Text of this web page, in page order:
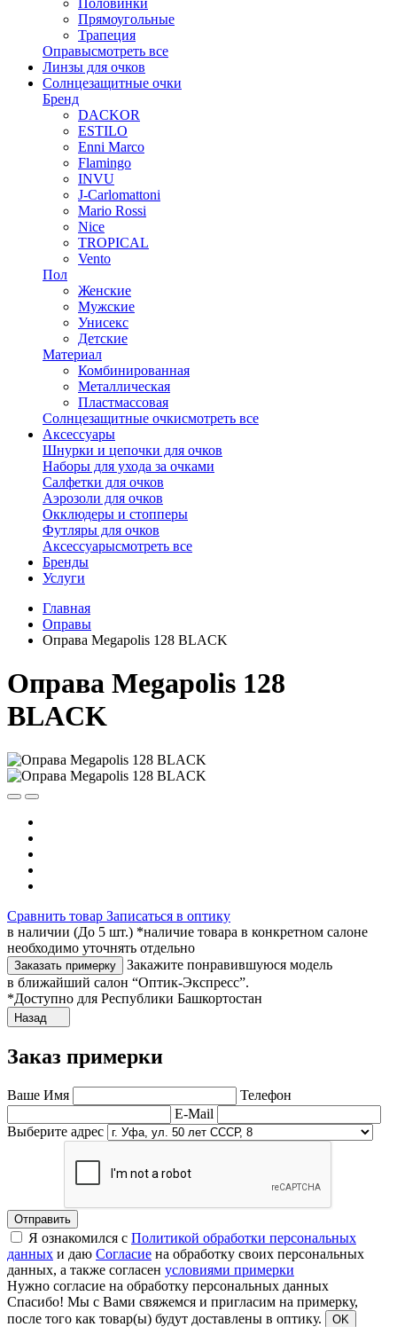
Прямоугольные
Трапеция
Оправысмотреть все
Линзы для очков
Солнцезащитные очки
Бренд
DACKOR
ESTILO
Enni Marco
Flamingo
INVU
J-Carlomattoni
Mario Rossi
Nice
TROPICAL
Vento
Пол
Женские
Мужские
Унисекс
Детские
Материал
Комбинированная
Металлическая
Пластмассовая
Солнцезащитные очкисмотреть все
Аксессуары
Шнурки и цепочки для очков
Наборы для ухода за очками
Салфетки для очков
Аэрозоли для очков
Окклюдеры и стопперы
Футляры для очков
Аксессуарысмотреть все
Бренды
Услуги
Главная
Оправы
Оправа Megapolis 128 BLACK
Оправа Megapolis 128
BLACK
Сравнить товар Записаться в оптику
в наличии (До 5 шт.) *наличие товара в конкретном салоне
необходимо уточнять отдельно
Заказать примерку
Закажите понравившуюся модель
в ближайший салон “Оптик-Экспресс”.
*Доступно для Республики Башкортостан
Назад
Заказ примерки
Ваше Имя
Телефон
E-Mail
Выберите адрес
Отправить
Я ознакомился с Политикой обработки персональных
данных и даю Согласие на обработку своих персональных
данных, а также согласен условиями примерки
Нужно согласие на обработку персональных данных
Спасибо! Мы с Вами свяжемся и пригласим на примерку,
после того как товар(ы) будут доставлены в оптику.
OK